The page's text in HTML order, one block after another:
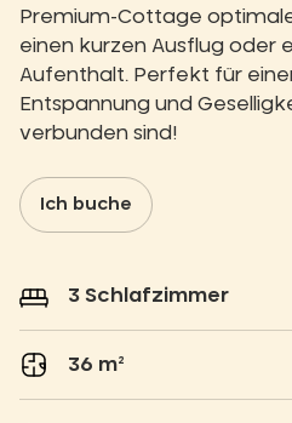
Premium-Cottage
einen kurzen Ausflug oder
Aufenthalt. Perfekt für
Entspannung und
verbunden sind!
Ich buche
3 Schlafzimmer
36 m²